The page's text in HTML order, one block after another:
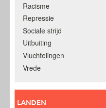
Racisme
Repressie
Sociale strijd
Uitbuiting
Vluchtelingen
Vrede
LANDEN